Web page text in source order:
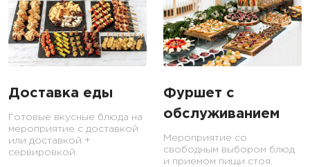
Доставка еды
Готовые вкусные блюда на
мероприятие с доставкой
или доставкой +
сервировкой.
Фуршет с
обслуживанием
Мероприятие со
свободным выбором блюд
и приемом пищи стоя.